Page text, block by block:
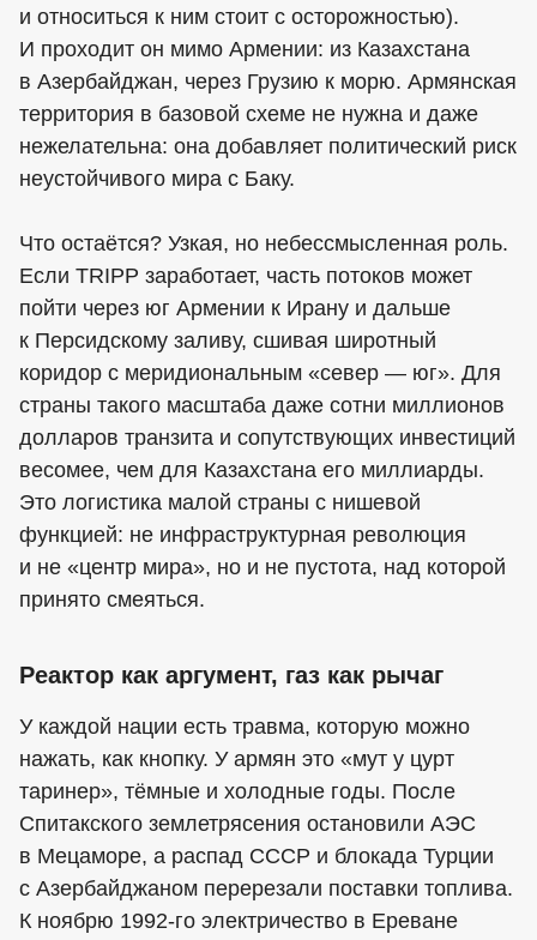
и относиться к ним стоит с осторожностью).
И проходит он мимо Армении: из Казахстана
в Азербайджан, через Грузию к морю. Армянская
территория в базовой схеме не нужна и даже
нежелательна: она добавляет политический риск
неустойчивого мира с Баку.
Что остаётся? Узкая, но небессмысленная роль.
Если TRIPP заработает, часть потоков может
пойти через юг Армении к Ирану и дальше
к Персидскому заливу, сшивая широтный
коридор с меридиональным «север — юг». Для
страны такого масштаба даже сотни миллионов
долларов транзита и сопутствующих инвестиций
весомее, чем для Казахстана его миллиарды.
Это логистика малой страны с нишевой
функцией: не инфраструктурная революция
и не «центр мира», но и не пустота, над которой
принято смеяться.
Реактор как аргумент, газ как рычаг
У каждой нации есть травма, которую можно
нажать, как кнопку. У армян это «мут у цурт
таринер», тёмные и холодные годы. После
Спитакского землетрясения остановили АЭС
в Мецаморе, а распад СССР и блокада Турции
с Азербайджаном перерезали поставки топлива.
К ноябрю 1992-го электричество в Ереване